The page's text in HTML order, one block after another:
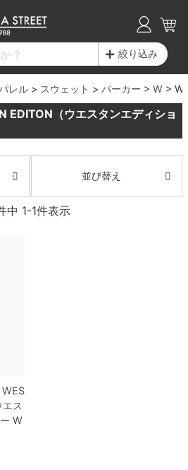
絞り込み
レル スウェット パーカー W
EDITON（ウエスタンエディショ
並び替え
中 1-1件表示
WES
ス
W
文は当日発送！
上で送料無料！
10日と20日は3倍！
文は当日発送！
上で送料無料！
10日と20日は3倍！
てのデッキ）
文は当日発送！
上で送料無料！
10日と20日は3倍！
全てのトラック）
ぶ
文は当日発送！
上で送料無料！
10日と20日は3倍！
全てのウィール）
ぶ
ォーミュラ）
ーエフ）
ドラゴンフォーミュ
ザー）
ク・ウィールセット）
文は当日発送！
上で送料無料！
10日と20日は3倍！
ぶ
文は当日発送！
上で送料無料！
10日と20日は3倍！
ン
文は当日発送！
上で送料無料！
10日と20日は3倍！
文は当日発送！
上で送料無料！
10日と20日は3倍！
文は当日発送！
上で送料無料！
10日と20日は3倍！
記